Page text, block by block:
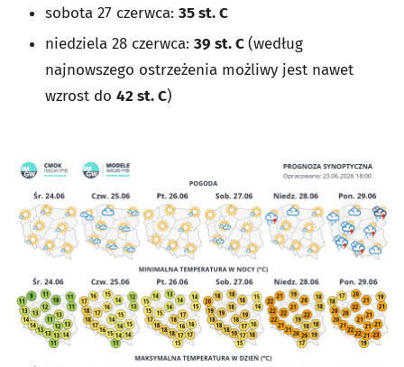
sobota 27 czerwca: 35 st. C
niedziela 28 czerwca: 39 st. C(według
najnowszego ostrzeżenia możliwy jest nawet
wzrost do 42 st. C)